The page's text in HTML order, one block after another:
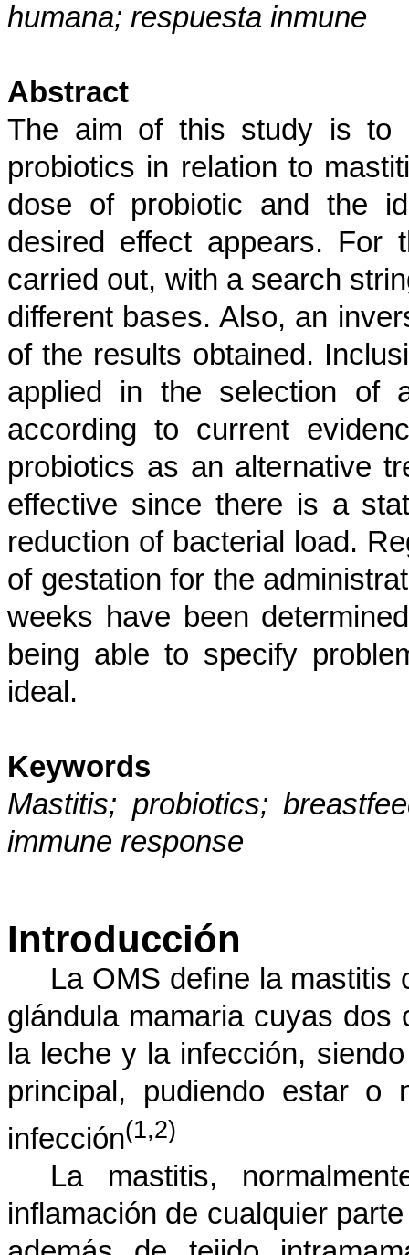
humana; respuesta inmune
Abstract
The aim of this study is to
probiotics in relation to
dose of probiotic and the
desired effect appears. For
carried out, with a search
different bases. Also, an
of the results obtained.
applied in the selection of
according to current
probiotics as an alternative
effective since there is a
reduction of bacterial load.
of gestation for the
weeks have been
being able to specify
ideal.
Keywords
Mastitis; probiotics;
immune response
Introducción
La OMS define la mastitis
glándula mamaria cuyas
la leche y la infección,
principal, pudiendo estar o
infección(1,2)
La mastitis,
inflamación de cualquier